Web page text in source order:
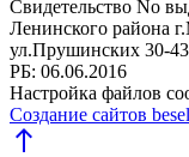
Свидетельство No
Ленинского района
ул.Прушинских 30-43
РБ: 06.06.2016
Настройка файлов
Создание сайтов
north